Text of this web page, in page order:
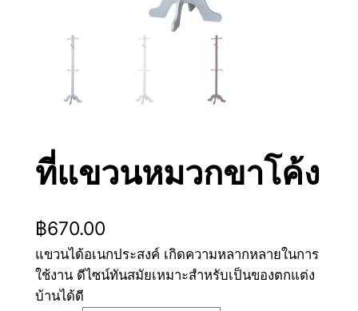
ที่แขวนหมวกขาโค้ง
฿670.00
แขวนได้อเนกประสงค์ เกิดความหลากหลายในการ
ใช้งาน ดีไซน์ทันสมัยเหมาะสำหรับเป็นของตกแต่ง
บ้านได้ดี